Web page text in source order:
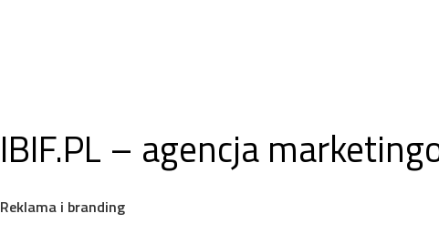
IBIF.PL – agencja
Reklama i branding